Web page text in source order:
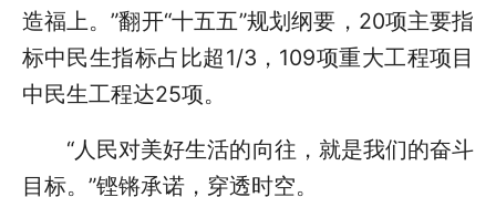
造福上。”翻开“十五五”规划纲要，20项主要指
标中民生指标占比超1/3，109项重大工程项目
中民生工程达25项。
“人民对美好生活的向往，就是我们的奋斗
目标。”铿锵承诺，穿透时空。